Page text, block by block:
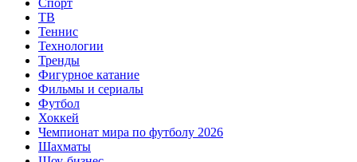
ТВ
Теннис
Технологии
Тренды
Фигурное катание
Фильмы и сериалы
Футбол
Хоккей
Чемпионат мира по футболу 2026
Шахматы